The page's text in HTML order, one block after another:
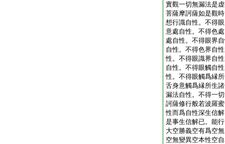
實觀一切無漏法是
菩薩摩訶薩如是觀
想行識自性。不得
意處自性。不得色
處自性。不得眼界
自性。不得色界自
性。不得眼識界自
自性。不得眼觸自
性。不得眼觸爲縁
舌身意觸爲縁所生
漏法自性。不得一
訶薩修行般若波羅
性而爲自性深生信
是事生信解已。能
大空勝義空有爲空
空無變異空本性空